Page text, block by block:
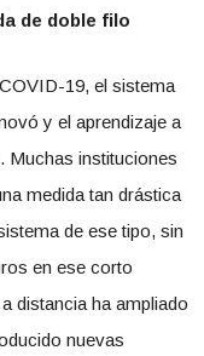
de doble filo
19, el sistema
y el aprendizaje a
Muchas instituciones
medida tan drástica
de ese tipo, sin
en ese corto
distancia ha ampliado
nuevas